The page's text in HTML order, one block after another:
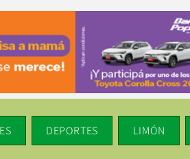
DEPORTES LIMÓN